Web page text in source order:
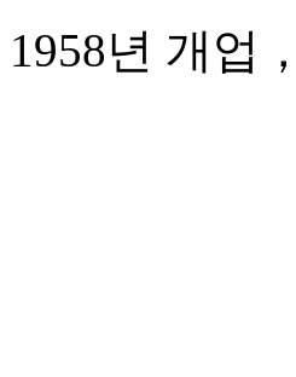
1958년 개업